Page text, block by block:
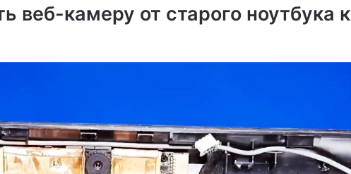
веб-камеру от старого ноутбука к